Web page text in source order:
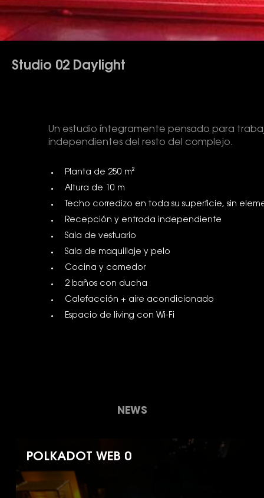
Studio 02 Daylight
Un estudio íntegramente pensado para
independientes del resto del complejo.
Planta de 250 m²
Altura de 10 m
Techo corredizo en toda su superficie, sin
Recepción y entrada independiente
Sala de vestuario
Sala de maquillaje y pelo
Cocina y comedor
2 baños con ducha
Calefacción + aire acondicionado
Espacio de living con Wi-Fi
NEWS
POLKADOT WEB 0